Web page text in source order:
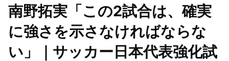
南野拓実「この2試合は、確実
に強さを示さなければならな
い」｜サッカー日本代表強化試